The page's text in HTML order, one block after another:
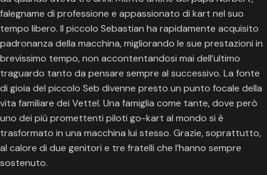
falegname di professione e appassionato di kart nel suo
tempo libero. Il piccolo Sebastian ha rapidamente acquisito
padronanza della macchina, migliorando le sue prestazioni in
brevissimo tempo, non accontentandosi mai dell’ultimo
traguardo tanto da pensare sempre al successivo. La fonte
di gioia del piccolo Seb divenne presto un punto focale della
vita familiare dei Vettel. Una famiglia come tante, dove però
uno dei più promettenti piloti go-kart al mondo si è
trasformato in una macchina lui stesso. Grazie, soprattutto,
al calore di due genitori e tre fratelli che l’hanno sempre
sostenuto.